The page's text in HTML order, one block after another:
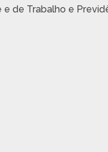
de Trabalho e